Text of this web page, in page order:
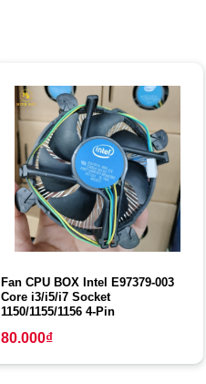
Fan CPU BOX Intel E97379-003
Core i3/i5/i7 Socket
1150/1155/1156 4-Pin
80.000₫